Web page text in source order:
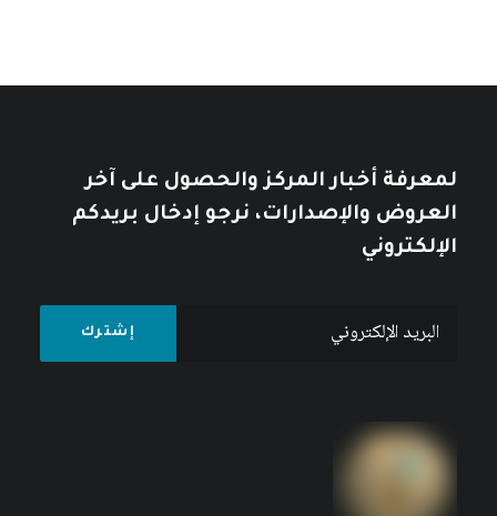
لمعرفة أخبار المركز والحصول على آخر
العروض والإصدارات، نرجو إدخال بريدكم
الإلكتروني